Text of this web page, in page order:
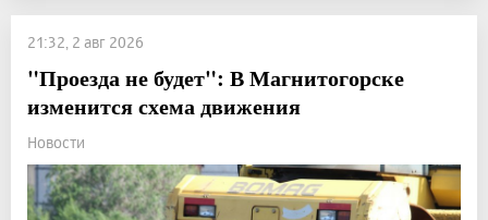
21:32, 2 авг 2026
"Проезда не будет": В Магнитогорске
изменится схема движения
Новости